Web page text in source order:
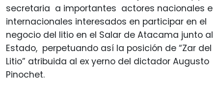
secretaria a importantes actores nacionales e
internacionales interesados en participar en el
negocio del litio en el Salar de Atacama junto al
Estado, perpetuando así la posición de “Zar del
Litio” atribuida al ex yerno del dictador Augusto
Pinochet.